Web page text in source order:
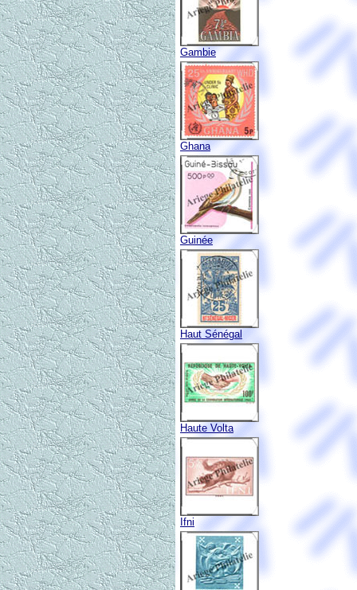
Gambie
Ghana
Guinée
Haut Sénégal
Haute Volta
Ifni